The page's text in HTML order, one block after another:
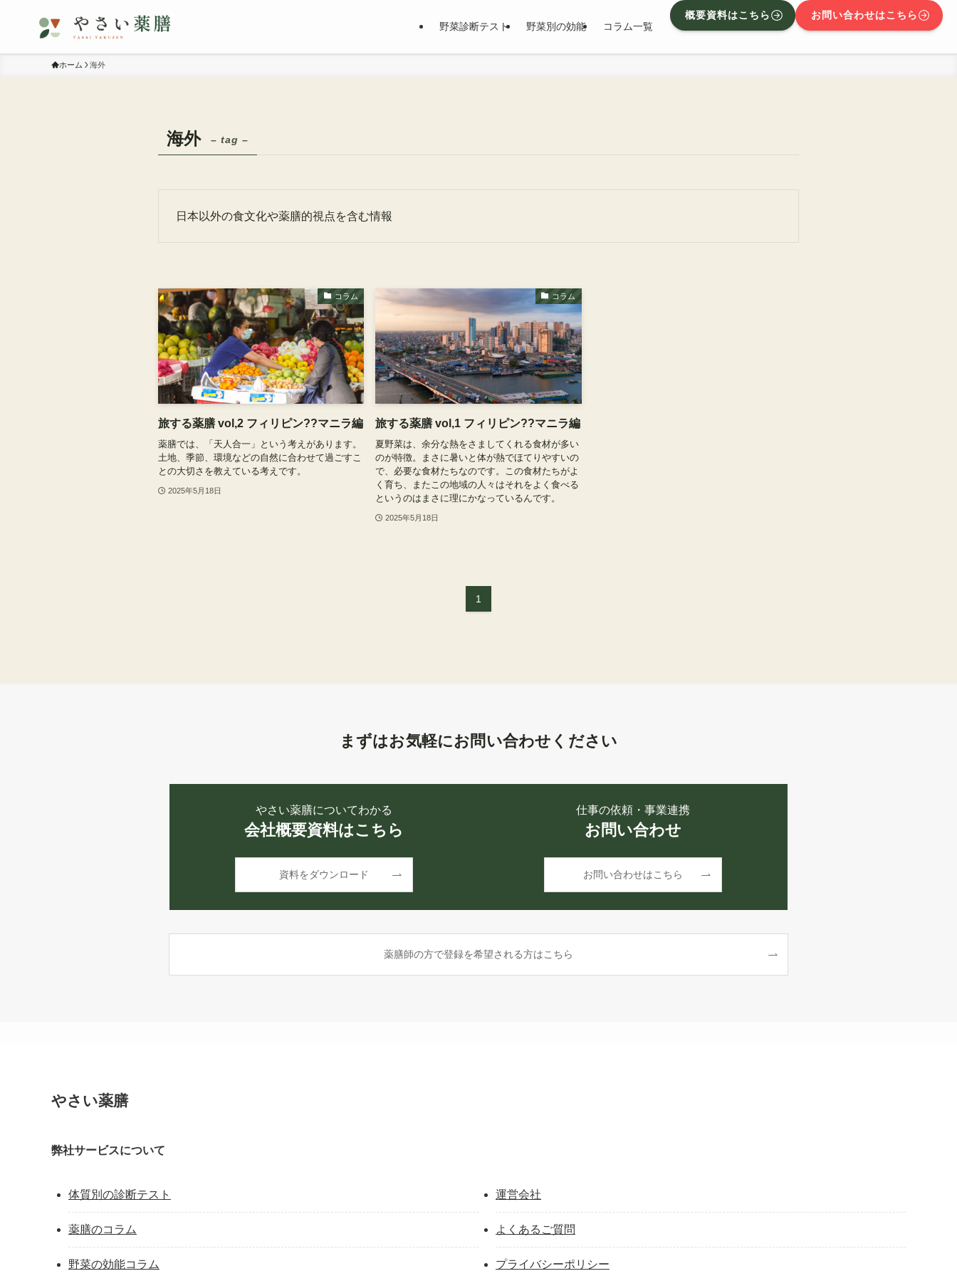
野菜診断テスト 野菜別の効能 コラム一覧
概要資料はこちら お問い合わせはこちら
ホーム 海外
海外 – tag –
日本以外の食文化や薬膳的視点を含む情報
コラム
旅する薬膳 vol,2 フィリピン??マニラ編
薬膳では、「天人合一」という考えがあります。
土地、季節、環境などの自然に合わせて過ごすこ
との大切さを教えている考えです。
2025年5月18日
コラム
旅する薬膳 vol,1 フィリピン??マニラ編
夏野菜は、余分な熱をさましてくれる食材が多い
のが特徴。まさに暑いと体が熱でほてりやすいの
で、必要な食材たちなのです。この食材たちがよ
く育ち、またこの地域の人々はそれをよく食べる
というのはまさに理にかなっているんです。
2025年5月18日
1
まずはお気軽にお問い合わせください
やさい薬膳についてわかる
会社概要資料はこちら
資料をダウンロード
仕事の依頼・事業連携
お問い合わせ
お問い合わせはこちら
薬膳師の方で登録を希望される方はこちら
やさい薬膳
弊社サービスについて
体質別の診断テスト
薬膳のコラム
野菜の効能コラム
運営会社
よくあるご質問
プライバシーポリシー